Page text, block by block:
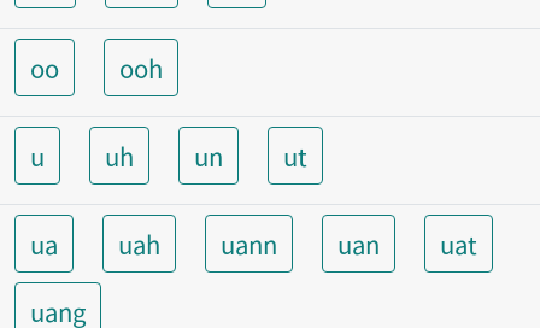
oo ooh
u uh un ut
ua uah uann uan
uat
uang